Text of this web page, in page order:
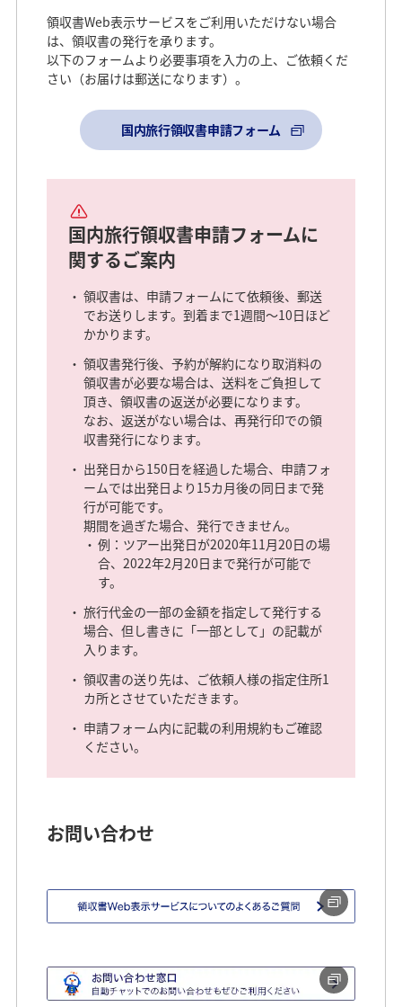
領収書Web表示サービスをご利用いただけない場合
は、領収書の発行を承ります。
以下のフォームより必要事項を入力の上、ご依頼くだ
さい（お届けは郵送になります）。
国内旅行領収書申請フォーム
国内旅行領収書申請フォームに
関するご案内
領収書は、申請フォームにて依頼後、郵送
でお送りします。到着まで1週間～10日ほど
かかります。
領収書発行後、予約が解約になり取消料の
領収書が必要な場合は、送料をご負担して
頂き、領収書の返送が必要になります。
なお、返送がない場合は、再発行印での領
収書発行になります。
出発日から150日を経過した場合、申請フォ
ームでは出発日より15カ月後の同日まで発
行が可能です。
期間を過ぎた場合、発行できません。
例：ツアー出発日が2020年11月20日の場
合、2022年2月20日まで発行が可能で
す。
旅行代金の一部の金額を指定して発行する
場合、但し書きに「一部として」の記載が
入ります。
領収書の送り先は、ご依頼人様の指定住所1
カ所とさせていただきます。
申請フォーム内に記載の利用規約もご確認
ください。
お問い合わせ